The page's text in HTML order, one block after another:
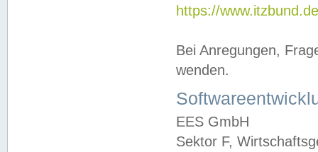
https://
Bei Anregungen,
wenden.
EES GmbH
Sektor F,